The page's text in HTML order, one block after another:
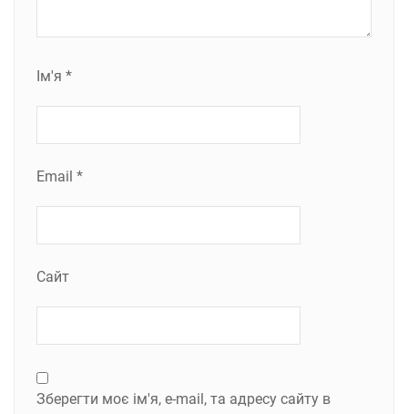
Ім'я *
Email *
Сайт
Зберегти моє ім'я, e-mail, та адресу сайту в